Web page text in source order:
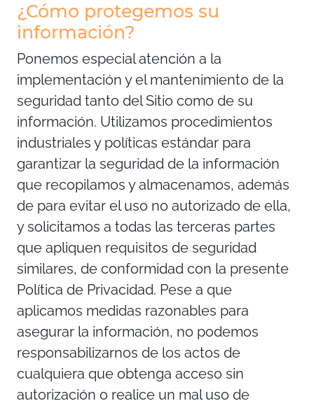
¿Cómo protegemos su
información?
Ponemos especial atención a la
implementación y el mantenimiento de la
seguridad tanto del Sitio como de su
información. Utilizamos procedimientos
industriales y políticas estándar para
garantizar la seguridad de la información
que recopilamos y almacenamos, además
de para evitar el uso no autorizado de ella,
y solicitamos a todas las terceras partes
que apliquen requisitos de seguridad
similares, de conformidad con la presente
Política de Privacidad. Pese a que
aplicamos medidas razonables para
asegurar la información, no podemos
responsabilizarnos de los actos de
cualquiera que obtenga acceso sin
autorización o realice un mal uso de